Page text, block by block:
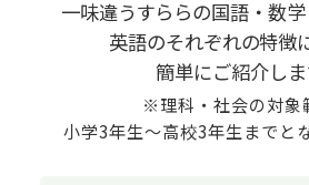
一味違うすららの国語・数
英語のそれぞれの特徴
簡単にご紹介しま
※理科・社会の対象
小学3年生～高校3年生までと